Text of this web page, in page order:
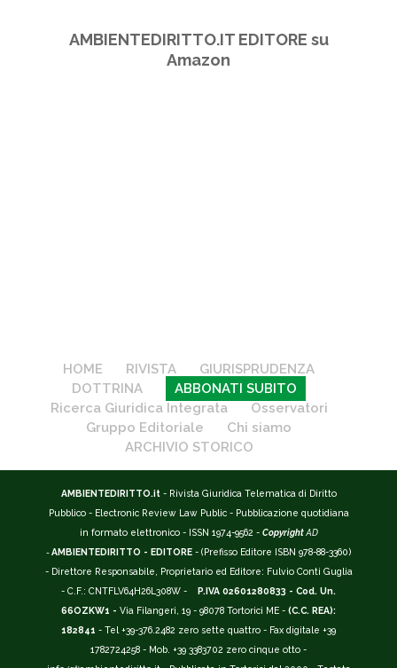
AMBIENTEDIRITTO.IT EDITORE su
Amazon
HOME RIVISTA
GIURISPRUDENZA
DOTTRINA
ABBONATI SUBITO
Ricerca Giuridica Integrata
Osservatori
Gruppo Editoriale
Chi siamo
ARCHIVIO STORICO
AMBIENTEDIRITTO.it - Rivista Giuridica Telematica di Diritto
Pubblico - Electronic Review Law Public - Pubblicazione quotidiana
in formato elettronico - ISSN 1974-9562 - Copyright AD
-AMBIENTEDIRITTO - EDITORE - (Prefisso Editore ISBN 978-88-3360)
- Direttore Responsabile, Proprietario ed Editore: Fulvio Conti Guglia
- C.F.: CNTFLV64H26L308W -
P.IVA 02601280833 - Cod. Un.
66OZKW1 - Via Filangeri, 19 - 98078 Tortorici ME - (C.C. REA):
182841 - Tel +39-376.2482 zero sette quattro - Fax digitale +39
1782724258 - Mob. +39 3383702 zero cinque otto -